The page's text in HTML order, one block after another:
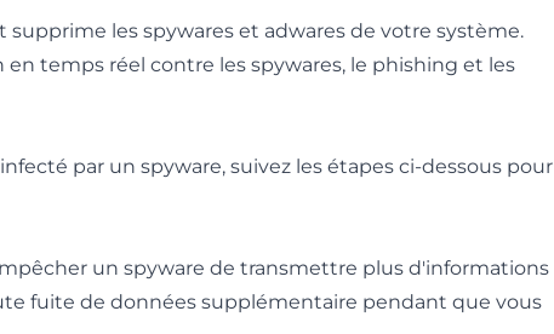
supprime les spywares et adwares de votre système.
en temps réel contre les spywares, le phishing et les
par un spyware, suivez les étapes ci-dessous pour
un spyware de transmettre plus d'informations
fuite de données supplémentaire pendant que vous